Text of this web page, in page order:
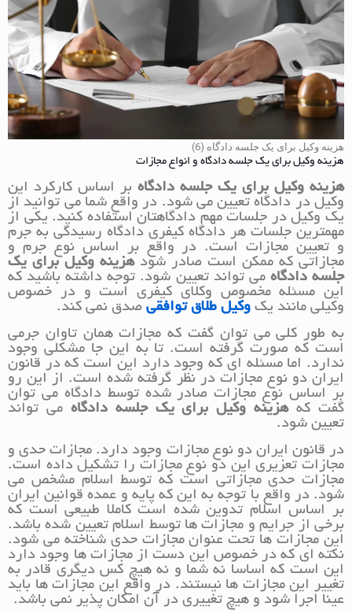
هزینه وکیل برای یک جلسه دادگاه (6)
هزینه وکیل برای یک جلسه دادگاه و انواع مجازات
هزینه وکیل برای یک جلسه دادگاه بر اساس کارکرد این
وکیل در دادگاه تعیین می شود. در واقع شما می توانید از
یک وکیل در جلسات مهم دادگاهتان استفاده کنید. یکی از
مهمترین جلسات هر دادگاه کیفری دادگاه رسیدگی به جرم
و تعیین مجازات است. در واقع بر اساس نوع جرم و
مجازاتی که ممکن است صادر شودهزینه وکیل برای یک
جلسه دادگاه می تواند تعیین شود. توجه داشته باشید که
این مسئله مخصوص وکلای کیفری است و در خصوص
وکیلی مانند یک وکیل طلاق توافقی صدق نمی کند.
به طور کلی می توان گفت که مجازات همان تاوان جرمی
است که صورت گرفته است. تا به این جا مشکلی وجود
ندارد. اما مسئله ای که وجود دارد این است که در قانون
ایران دو نوع مجازات در نظر گرفته شده است. از این رو
بر اساس نوع مجازات صادر شده توسط دادگاه می توان
گفت کههزینه وکیل برای یک جلسه دادگاه می تواند
تعیین شود.
در قانون ایران دو نوع مجازات وجود دارد. مجازات حدی و
مجازات تعزیری این دو نوع مجازات را تشکیل داده است.
مجازات حدی مجازاتی است که توسط اسلام مشخص می
شود. در واقع با توجه به این که پایه و عمده قوانین ایران
بر اساس اسلام تدوین شده است کاملا طبیعی است که
برخی از جرایم و مجازات ها توسط اسلام تعیین شده باشد.
این مجازات ها تحت عنوان مجازات حدی شناخته می شود.
نکته ای که در خصوص این دست از مجازات ها وجود دارد
این است که اساسا نه شما و نه هیچ کس دیگری قادر به
تغییر این مجازات ها نیستند. در واقع این مجازات ها باید
عینا اجرا شود و هیچ تغییری در آن امکان پذیر نمی باشد.